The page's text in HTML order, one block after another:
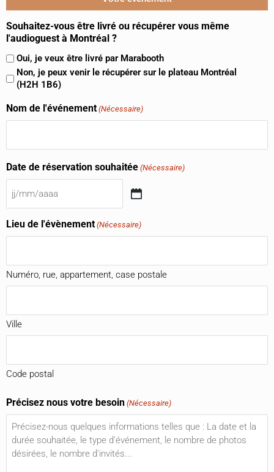
Souhaitez-vous être livré ou récupérer vous même
l'audioguest à Montréal ?
Oui, je veux être livré par Marabooth
Non, je peux venir le récupérer sur le plateau Montréal
(H2H 1B6)
Nom de l'événement (Nécessaire)
Date de réservation souhaitée (Nécessaire)
Lieu de l'évènement (Nécessaire)
Numéro, rue, appartement, case postale
Ville
Code postal
Précisez nous votre besoin (Nécessaire)